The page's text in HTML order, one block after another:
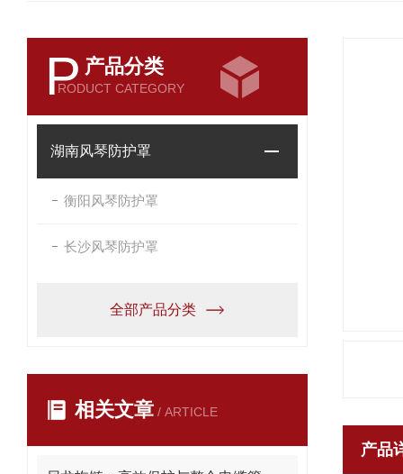
P 产品分类
RODUCT CATEGORY
湖南风琴防护罩
衡阳风琴防护罩
长沙风琴防护罩
全部产品分类
相关文章 / ARTICLE
产品